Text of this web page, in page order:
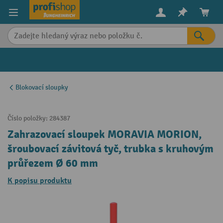
content
Blokovací sloupky
Číslo položky: 284387
Zahrazovací sloupek MORAVIA MORION,
šroubovací závitová tyč, trubka s kruhovým
průřezem Ø 60 mm
K popisu produktu